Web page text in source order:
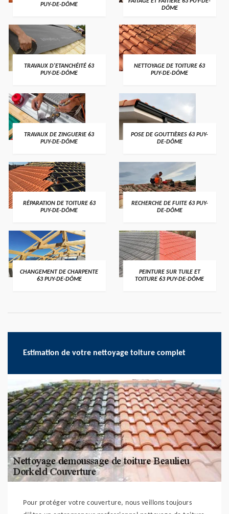
PUY-DE-DÔME
DÔME
TRAVAUX D'ETANCHÉITÉ 63
PUY-DE-DÔME
NETTOYAGE DE TOITURE 63
PUY-DE-DÔME
TRAVAUX DE ZINGUERIE 63
PUY-DE-DÔME
POSE DE GOUTTIÈRES 63 PUY-
DE-DÔME
RÉPARATION DE TOITURE 63
PUY-DE-DÔME
RECHERCHE DE FUITE 63 PUY-
DE-DÔME
CHANGEMENT DE CHARPENTE
63 PUY-DE-DÔME
PEINTURE SUR TUILE ET
TOITURE 63 PUY-DE-DÔME
Estimation de votre nettoyage toiture complet
Pour protéger votre couverture, nous veillons toujours